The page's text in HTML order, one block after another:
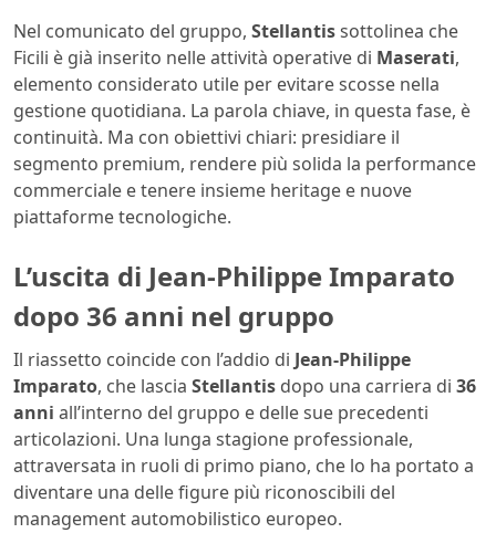
Nel comunicato del gruppo, Stellantissottolinea che
Ficili è già inserito nelle attività operative di Maserati,
elemento considerato utile per evitare scosse nella
gestione quotidiana. La parola chiave, in questa fase, è
continuità. Ma con obiettivi chiari: presidiare il
segmento premium, rendere più solida la performance
commerciale e tenere insieme heritage e nuove
piattaforme tecnologiche.
L’uscita di Jean-Philippe Imparato
dopo 36 anni nel gruppo
Il riassetto coincide con l’addio di Jean-Philippe
Imparato, che lascia Stellantis dopo una carriera di 36
anni all’interno del gruppo e delle sue precedenti
articolazioni. Una lunga stagione professionale,
attraversata in ruoli di primo piano, che lo ha portato a
diventare una delle figure più riconoscibili del
management automobilistico europeo.